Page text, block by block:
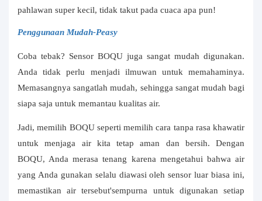
pahlawan super kecil, tidak takut pada cuaca apa pun!
Penggunaan Mudah-Peasy
Coba tebak? Sensor BOQU juga sangat mudah digunakan.
Anda tidak perlu menjadi ilmuwan untuk memahaminya.
Memasangnya sangatlah mudah, sehingga sangat mudah bagi
siapa saja untuk memantau kualitas air.
Jadi, memilih BOQU seperti memilih cara tanpa rasa khawatir
untuk menjaga air kita tetap aman dan bersih. Dengan
BOQU, Anda merasa tenang karena mengetahui bahwa air
yang Anda gunakan selalu diawasi oleh sensor luar biasa ini,
memastikan air tersebut'sempurna untuk digunakan setiap